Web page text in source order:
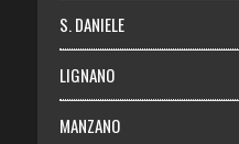
S. DANIELE
LIGNANO
MANZANO